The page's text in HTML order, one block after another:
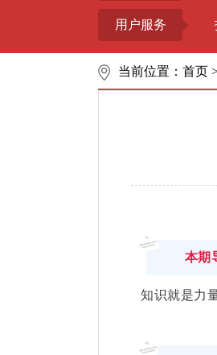
用户服务
当前位置： 首页
本期
知识就是力